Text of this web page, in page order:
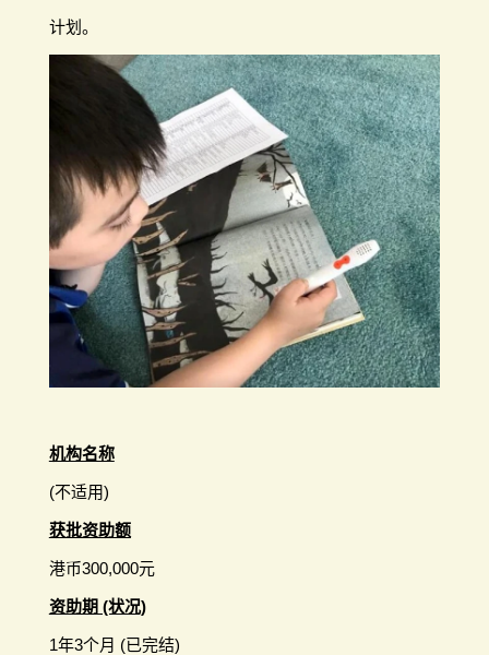
计划。
机构名称
(不适用)
获批资助额
港币300,000元
资助期 (状况)
1年3个月 (已完结)